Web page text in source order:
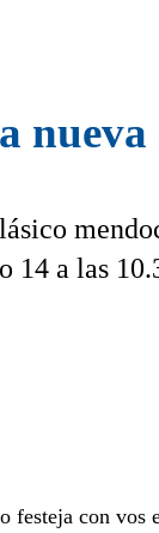
a las
festeja con vos